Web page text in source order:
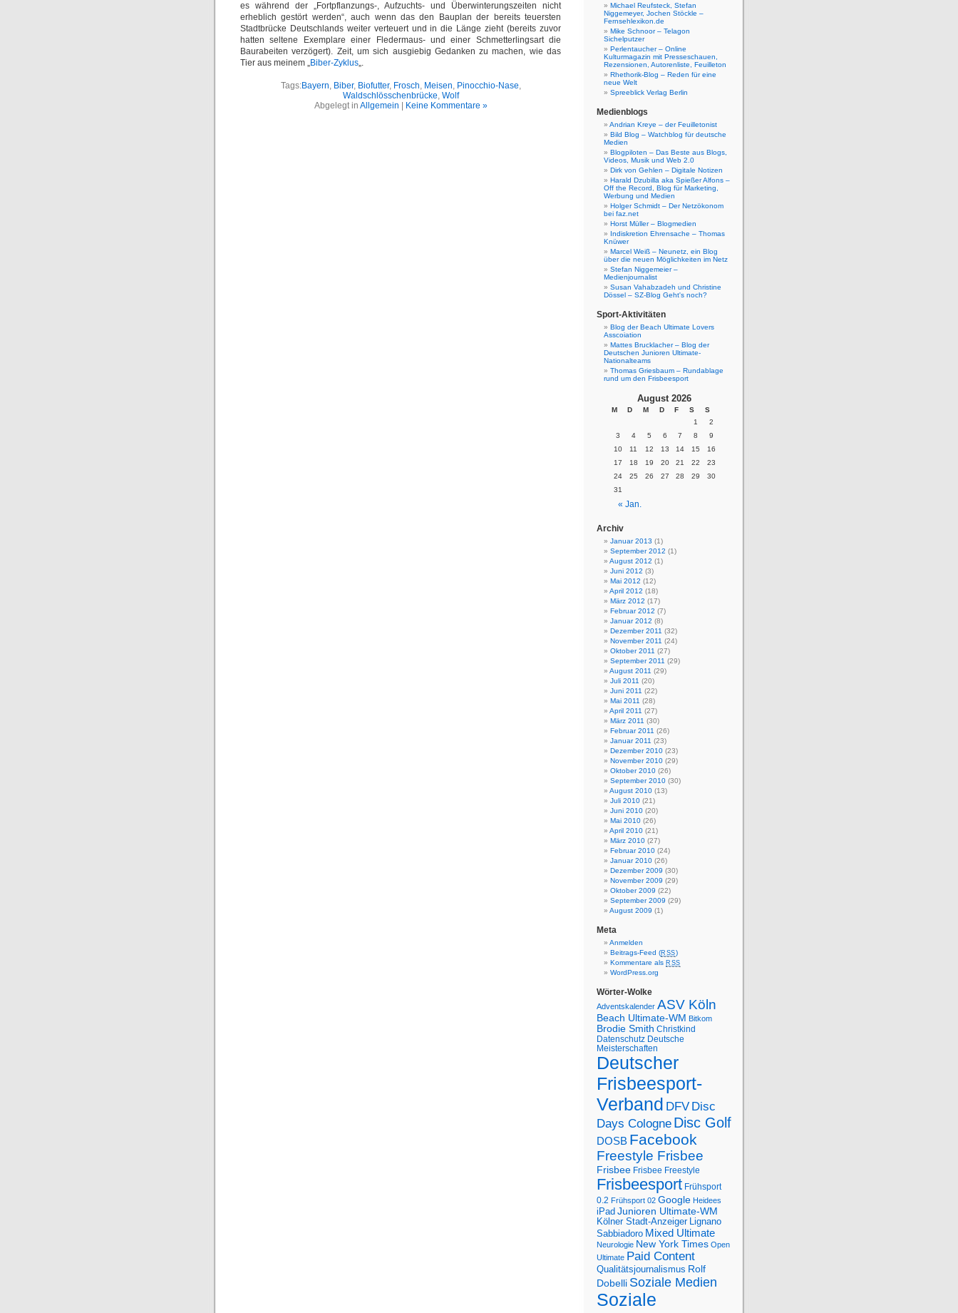
es während der „Fortpflanzungs-, Aufzuchts- und Überwinterungszeiten nicht
erheblich gestört werden“, auch wenn das den Bauplan der bereits teuersten
Stadtbrücke Deutschlands weiter verteuert und in die Länge zieht (bereits zuvor
hatten seltene Exemplare einer Fledermaus- und einer Schmetterlingsart die
Baurabeiten verzögert). Zeit, um sich ausgiebig Gedanken zu machen, wie das
Tier aus meinem „Biber-Zyklus„.
Tags:Bayern, Biber, Biofutter, Frosch, Meisen, Pinocchio-Nase,
Waldschlösschenbrücke, Wolf
Abgelegt in Allgemein Keine Kommentare »
Michael Reufsteck, Stefan
Niggemeyer, Jochen Stöckle –
Fernsehlexikon.de
Mike Schnoor – Telagon
Sichelputzer
Perlentaucher – Online
Kulturmagazin mit Presseschauen,
Rezensionen, Autorenliste, Feuilleton
Rhethorik-Blog – Reden für eine
neue Welt
Spreeblick Verlag Berlin
Medienblogs
Andrian Kreye – der Feuilletonist
Bild Blog – Watchblog für deutsche
Medien
Blogpiloten – Das Beste aus Blogs,
Videos, Musik und Web 2.0
Dirk von Gehlen – Digitale Notizen
Harald Dzubilla aka Spießer Alfons –
Off the Record, Blog für Marketing,
Werbung und Medien
Holger Schmidt – Der Netzökonom
bei faz.net
Horst Müller – Blogmedien
Indiskretion Ehrensache – Thomas
Knüwer
Marcel Weiß – Neunetz, ein Blog
über die neuen Möglichkeiten im Netz
Stefan Niggemeier –
Medienjournalist
Susan Vahabzadeh und Christine
Dössel – SZ-Blog Geht's noch?
Sport-Aktivitäten
Blog der Beach Ultimate Lovers
Asscoiation
Mattes Brucklacher – Blog der
Deutschen Junioren Ultimate-
Nationalteams
Thomas Griesbaum – Rundablage
rund um den Frisbeesport
August 2026
M D M D F S S
« Jan.
1
2
3
4 5 6 7 8
9
10
11 12 13 14 15
16
17
18 19 20 21 22
23
24
25 26 27 28 29
30
31
Archiv
Januar 2013 (1)
September 2012 (1)
August 2012 (1)
Juni 2012 (3)
Mai 2012 (12)
April 2012 (18)
März 2012 (17)
Februar 2012 (7)
Januar 2012 (8)
Dezember 2011 (32)
November 2011 (24)
Oktober 2011 (27)
September 2011 (29)
August 2011 (29)
Juli 2011 (20)
Juni 2011 (22)
Mai 2011 (28)
April 2011 (27)
März 2011 (30)
Februar 2011 (26)
Januar 2011 (23)
Dezember 2010 (23)
November 2010 (29)
Oktober 2010 (26)
September 2010 (30)
August 2010 (13)
Juli 2010 (21)
Juni 2010 (20)
Mai 2010 (26)
April 2010 (21)
März 2010 (27)
Februar 2010 (24)
Januar 2010 (26)
Dezember 2009 (30)
November 2009 (29)
Oktober 2009 (22)
September 2009 (29)
August 2009 (1)
Meta
Anmelden
Beitrags-Feed (RSS)
Kommentare als RSS
WordPress.org
Wörter-Wolke
Adventskalender ASV Köln
Beach Ultimate-WM Bitkom
Brodie Smith Christkind
Datenschutz Deutsche
Meisterschaften
Deutscher
Frisbeesport-
Verband DFV Disc
Days Cologne Disc Golf
DOSB Facebook
Freestyle Frisbee
Frisbee Frisbee Freestyle
Frisbeesport Frühsport
0.2 Frühsport 02 Google Heidees
iPad Junioren Ultimate-WM
Kölner Stadt-Anzeiger Lignano
Sabbiadoro Mixed Ultimate
Neurologie New York Times Open
Ultimate Paid Content
Qualitätsjournalismus Rolf
Dobelli Soziale Medien
Soziale